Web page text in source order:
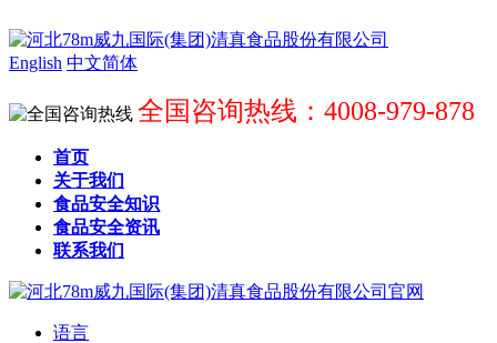
English 中文简体
全国咨询热线：4008-979-878
首页
关于我们
食品安全知识
食品安全资讯
联系我们
语言